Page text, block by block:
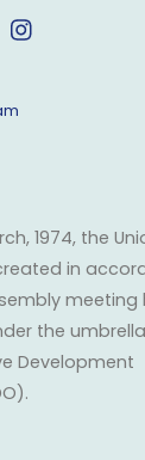
YouTube
1974, the
in
meeting
the
Development